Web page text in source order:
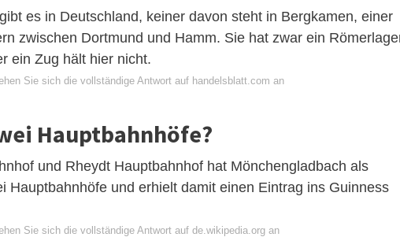
es in Deutschland, keiner davon steht in Bergkamen, einer
zwischen Dortmund und Hamm. Sie hat zwar ein
ein Zug hält hier nicht.
Sie sich die vollständige Antwort auf handelsblatt.com an
Hauptbahnhöfe?
und Rheydt Hauptbahnhof hat Mönchengladbach als
Hauptbahnhöfe und erhielt damit einen Eintrag ins Guinness
Sie sich die vollständige Antwort auf de.wikipedia.org an